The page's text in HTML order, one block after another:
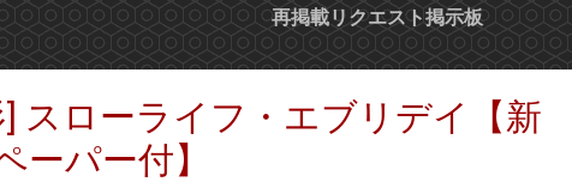
再掲載リクエスト掲示板
スローライフ・エブリデイ【新
ーパー付】